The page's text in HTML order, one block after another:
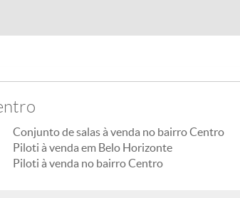
Conjunto de salas à venda no bairro Centro
Piloti à venda em Belo Horizonte
Piloti à venda no bairro Centro